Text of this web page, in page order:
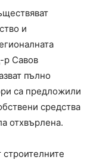
и
р Савов
пълно
са предложили
средства
отхвърлена.